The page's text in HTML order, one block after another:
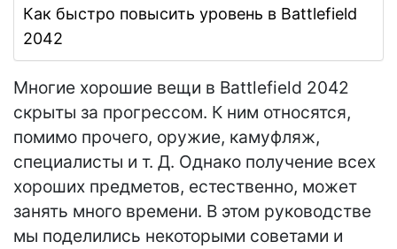
Как быстро повысить уровень в Battlefield
2042
Многие хорошие вещи в Battlefield 2042
скрыты за прогрессом. К ним относятся,
помимо прочего, оружие, камуфляж,
специалисты и т. Д. Однако получение всех
хороших предметов, естественно, может
занять много времени. В этом руководстве
мы поделились некоторыми советами и